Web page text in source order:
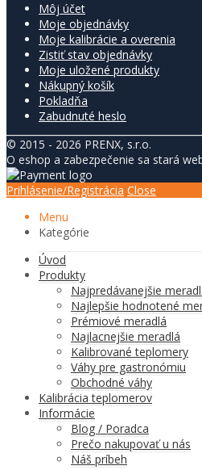
Môj účet
Moje objednávky
Moje kalibrácie a overenia
Zistiť stav objednávky
Moje uložené produkty
Nákupný košík
Pokladňa
Zabudnuté heslo
© 2015 - 2026 PRENX, s.r.o.
O eshop a zabezpečenie sa stará
Prihlásenie/Registrácia Close
Menu
Kategórie
Úvod
Produkty
Najpredávanejšie
Najlepšie hodnotené
Prémiové meradlá
Najlacnejšie meradlá
Kalibrované teplomery
Váhy pre gastronómiu
Obchodné váhy
Kalibrácia teplomerov
Informácie
Blog / Poradca
Prečo nakupovať u nás
Náš príbeh